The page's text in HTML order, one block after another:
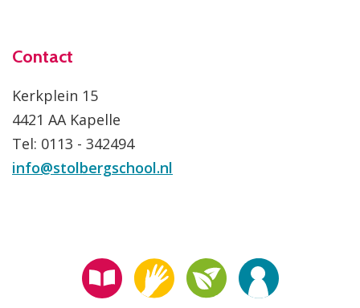
Contact
Kerkplein 15
4421 AA Kapelle
Tel: 0113 - 342494
info@stolbergschool.nl